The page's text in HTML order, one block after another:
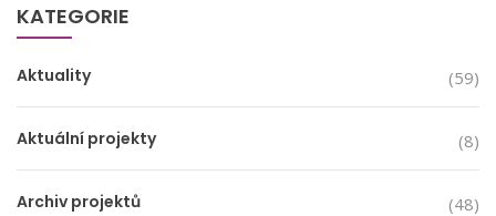
KATEGORIE
Aktuality (59)
Aktuální projekty (8)
Archiv projektů (48)